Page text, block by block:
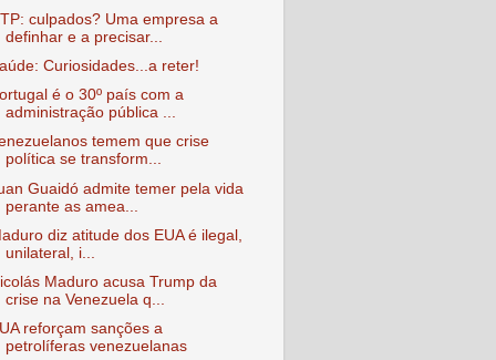
culpados? Uma empresa a
definhar e a precisar...
Curiosidades...a reter!
é o 30º país com a
administração pública ...
temem que crise
política se transform...
Guaidó admite temer pela vida
perante as amea...
diz atitude dos EUA é ilegal,
unilateral, i...
Maduro acusa Trump da
crise na Venezuela q...
reforçam sanções a
petrolíferas venezuelanas